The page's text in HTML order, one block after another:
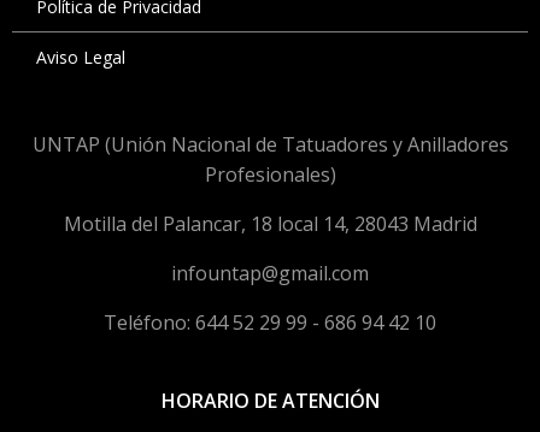
Política de Privacidad
Aviso Legal
UNTAP (Unión Nacional de Tatuadores y Anilladores
Profesionales)
Motilla del Palancar, 18 local 14, 28043 Madrid
infountap@gmail.com
Teléfono: 644 52 29 99 - 686 94 42 10
HORARIO DE ATENCIÓN